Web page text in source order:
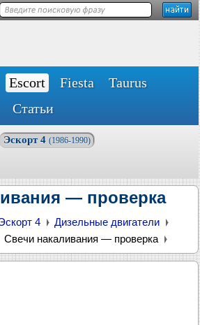
Escort Fiesta
Taurus
Статьи
Эскорт 4 (1986-1990)
— проверка
4
Дизельные двигатели
Свечи накаливания — проверка